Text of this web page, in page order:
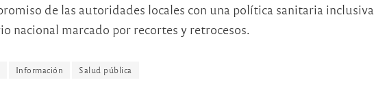
de las autoridades locales con una política sanitaria inclusiva
nacional marcado por recortes y retrocesos.
Información Salud pública